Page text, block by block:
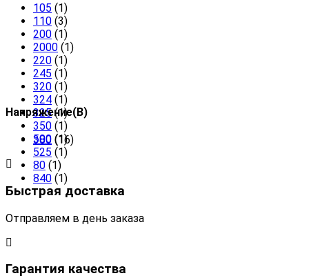
105 (1)
110 (3)
200 (1)
2000 (1)
220 (1)
245 (1)
320 (1)
324 (1)
325 (1)
350 (1)
500 (1)
525 (1)
80 (1)
840 (1)
Напряжение(В)
380 (16)
Быстрая доставка
Отправляем в день заказа
Гарантия качества